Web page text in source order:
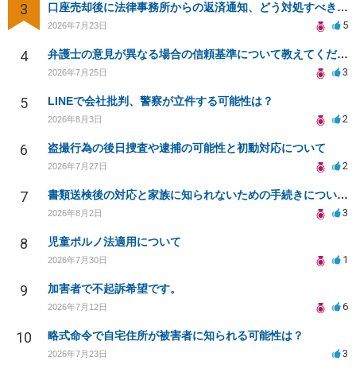
3 口座売却後に法律事務所からの返済通知、どう対処すべきか？
2026年7月23日 5
4 弁護士の意見が異なる場合の信頼基準について教えてください
2026年7月25日 3
5 LINEで会社批判、警察が立件する可能性は？
2026年8月3日 2
6 盗撮行為の後日捜査や逮捕の可能性と初動対応について
2026年7月27日 2
7 書類送検後の対応と家族に知られないための手続きについて相談
2026年8月2日 3
8 児童ポルノ法適用について
2026年7月30日 1
9 加害者で不起訴希望です。
2026年7月12日 6
10 略式命令で自宅住所が被害者に知られる可能性は？
2026年7月23日 3